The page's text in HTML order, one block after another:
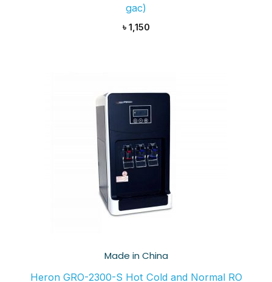
gac)
৳ 1,150
Made in China
Heron GRO-2300-S Hot Cold and Normal RO